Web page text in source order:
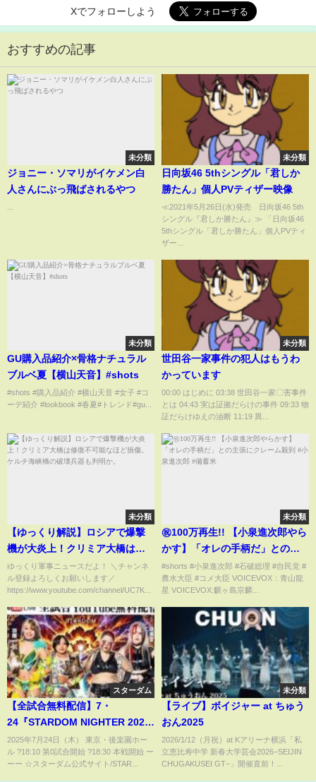
Xでフォローしよう
おすすめの記事
未分類
ジョニー・ソマリがイケメン白
人さんにぶっ飛ばされるやつ
未分類
日向坂46 5thシングル「君しか
勝たん」個人PVティザー映像
≪2021年5月26日(水)発売 日向坂46 5th
シングル『君しか勝たん』≫ 「日向坂46
5thシングル「君しか勝たん」個人PVティ
ザー...
未分類
GU購入品紹介×骨格ナチュラル
ブルベ夏【横山天音】#shots
#shots #購入品紹介 #横山天音 #女子 #コ
ーデ紹介 #lookbook #春夏#トレンド#gu...
未分類
世田谷一家事件の犯人はもうわ
かっています
00:00 はじめに 03:38 世田谷一家〇害事件
とは 04:43 実は証拠だらけの事件 09:33 物
証だらけゆえの油断 11:19 異...
未分類
【ゆっくり解説】ロシアで爆撃
機が大炎上！クリミア大橋は修
復不可能なほど損傷。ケルチ海
峡橋の破壊兵器も判明か。
ゆっくり軍事ニュースだよ！ ＼チャンネ
ル登録よろしくお願いします／
https://www.youtube.com/channel/UC7K...
未分類
㊗️100万再生!! 【小泉進次郎やら
かす】「オレの手柄だ」との主
張にクレーム殺到 #小泉進次郎 #
備蓄米
#shorts #小泉進次郎 #石破総理 #自民党 #
農水大臣 #コメ大臣 VOICEVOX：青山龍
星 VOICEVOX:麒ヶ島宗麟...
スターダム
【全試合無料配信】7・
24『STARDOM NIGHTER 2025
in KORAKUEN Jul.』東京・後
楽園ホール
2025年7月24日（木） 東京・後楽園ホー
ル ?18:10 第0試合開始 ?18:30 本戦開始 ー
ーー ☆スターダム公式サイト/STAR...
未分類
【ライブ】ボイジャー at ちゅう
おん2025
2026/1/12（月祝）at Kアリーナ横浜「私
立恵比寿中学 新春大学芸会2026−SEIJIN
CHUGAKUSEI GT−」開催直前！...